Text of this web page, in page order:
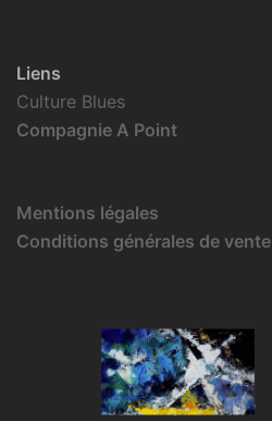
Liens
Culture Blues
Compagnie A Point
Mentions légales
Conditions générales de vente